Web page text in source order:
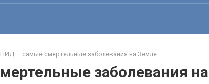
— самые смертельные заболевания на Земле
заболевания на